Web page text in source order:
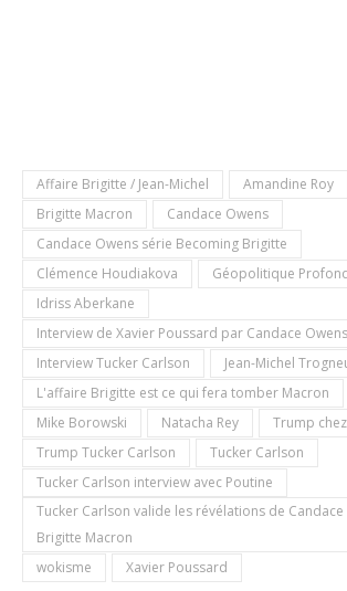
Affaire Brigitte / Jean-Michel
Amandine Roy
Brigitte Macron
Candace Owens
Candace Owens série Becoming Brigitte
Clémence Houdiakova
Géopolitique
Idriss Aberkane
Interview de Xavier Poussard par Candace Owens
Interview Tucker Carlson
Jean-Michel
L'affaire Brigitte est ce qui fera tomber Macron
Mike Borowski
Natacha Rey
Trump
Trump Tucker Carlson
Tucker Carlson
Tucker Carlson interview avec Poutine
Tucker Carlson valide les révélations de
Brigitte Macron
wokisme
Xavier Poussard